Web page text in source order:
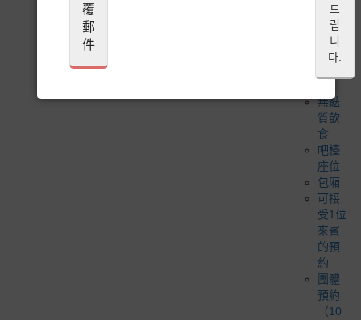
清真 /
穆斯
林友
無麩
質飲
食
吧檯
座位
包廂
可接
受1位
來賓
的預
約
團體
預約
（10
覆
郵
件
드
립
니
다.